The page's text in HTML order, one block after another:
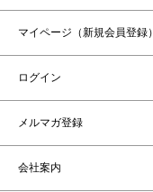
マイページ（新規会員登録）
ログイン
メルマガ登録
会社案内